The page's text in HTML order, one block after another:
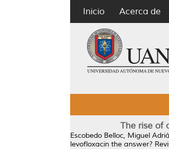
Inicio Acerca de
The rise of
Escobedo Belloc, Miguel
levofloxacin the answer?